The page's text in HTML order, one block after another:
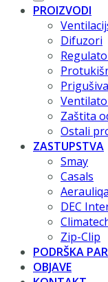
PROIZVODI
Difuzori
Zaštita
Ostali
ZASTUPSTVA
Smay
Casals
Aerauliqa
DEC
Zip-Clip
PODRŠKA
OBJAVE